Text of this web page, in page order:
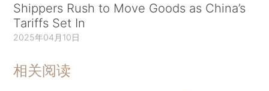
Shippers Rush to Move Goods as China’s
Tariffs Set In
2025年04月10日
相关阅读